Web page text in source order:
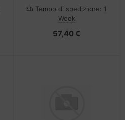
Tempo di spedizione: 1
Week
57,40 €